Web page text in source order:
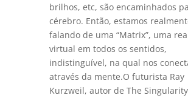
brilhos, etc, são encaminhados
cérebro. Então, estamos
falando de uma “Matrix”, uma
virtual em todos os sentidos,
indistinguível, na qual nos
através da mente.O futurista Ray
Kurzweil, autor de The